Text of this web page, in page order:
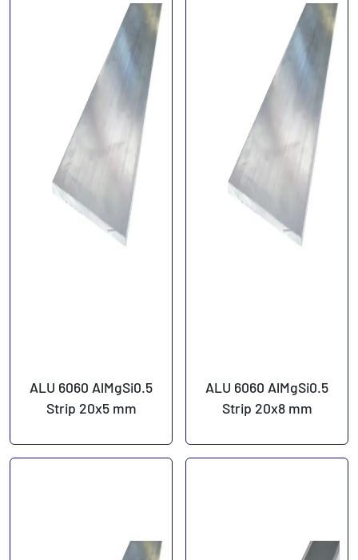
ALU 6060 AlMgSi0.5
Strip 20x5 mm
ALU 6060 AlMgSi0.5
Strip 20x8 mm